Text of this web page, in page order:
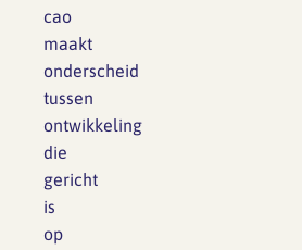
cao
maakt
onderscheid
tussen
ontwikkeling
die
gericht
is
op